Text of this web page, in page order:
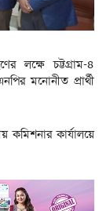
লক্ষে চট্টগ্রাম-৪
মনোনীত প্রার্থী
কমিশনার কার্যালয়ে